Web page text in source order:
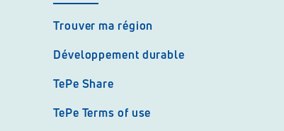
Trouver ma région
Développement durable
TePe Share
TePe Terms of use